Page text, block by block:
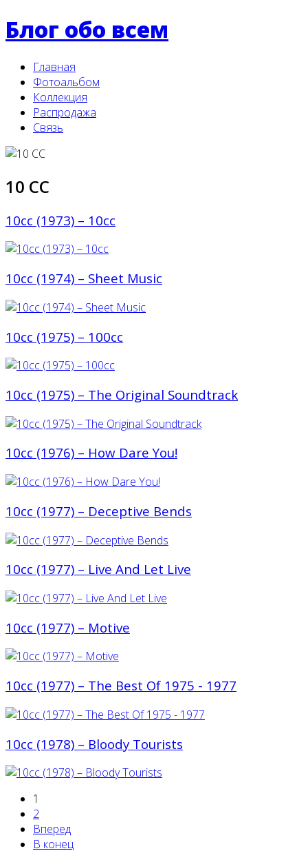
Блог обо всем
Главная
Фотоальбом
Коллекция
Распродажа
Связь
10 CC
10cc (1973) ‎– 10cc
10cc (1974) ‎– Sheet Music
10cc (1975) ‎– 100cc
10cc (1975) ‎– The Original Soundtrack
10cc (1976) ‎– How Dare You!
10cc (1977) ‎– Deceptive Bends
10cc (1977) ‎– Live And Let Live
10cc (1977) ‎– Motive
10cc (1977) ‎– The Best Of 1975 - 1977
10cc (1978) ‎– Bloody Tourists
1
2
Вперед
В конец